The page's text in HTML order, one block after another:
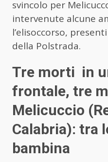
svincolo per
intervenute alcune
l’elisoccorso,
della Polstrada.
Tre morti in
frontale, tre
Melicuccio
Calabria): tra
bambina